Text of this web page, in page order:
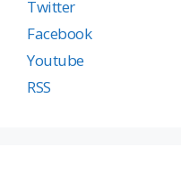
Twitter
Facebook
Youtube
RSS